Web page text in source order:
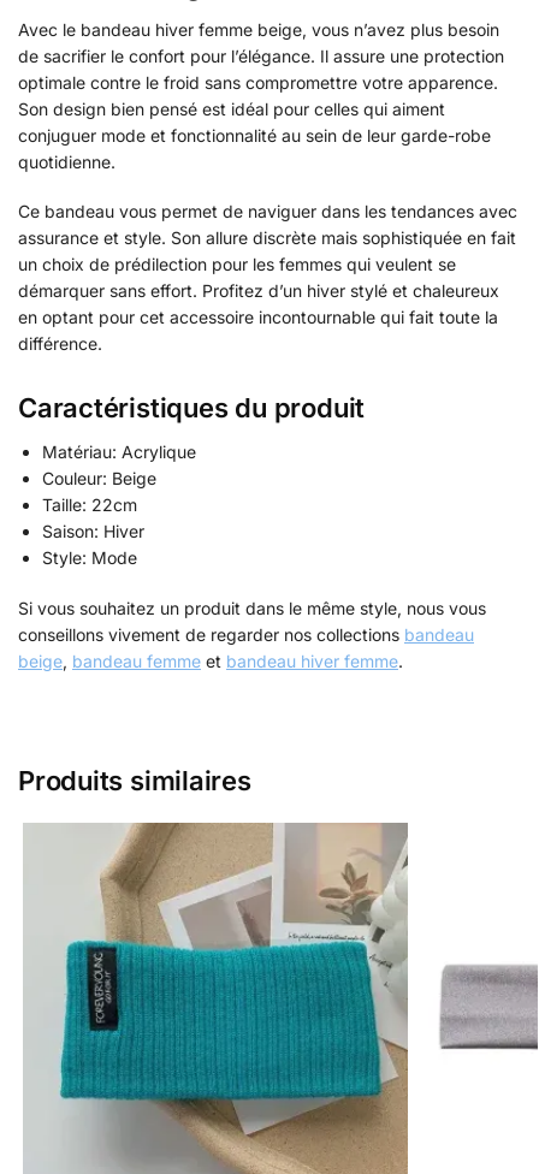
Avec le bandeau hiver femme beige, vous n’avez plus besoin
de sacrifier le confort pour l’élégance. Il assure une protection
optimale contre le froid sans compromettre votre apparence.
Son design bien pensé est idéal pour celles qui aiment
conjuguer mode et fonctionnalité au sein de leur garde-robe
quotidienne.
Ce bandeau vous permet de naviguer dans les tendances avec
assurance et style. Son allure discrète mais sophistiquée en fait
un choix de prédilection pour les femmes qui veulent se
démarquer sans effort. Profitez d’un hiver stylé et chaleureux
en optant pour cet accessoire incontournable qui fait toute la
différence.
Caractéristiques du produit
Matériau: Acrylique
Couleur: Beige
Taille: 22cm
Saison: Hiver
Style: Mode
Si vous souhaitez un produit dans le même style, nous vous
conseillons vivement de regarder nos collections bandeau
beige, bandeau femme et bandeau hiver femme.
Produits similaires